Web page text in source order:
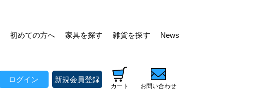
初めての方へ 家具を探す 雑貨を探す News
ログイン 新規会員登録
カート お問い合わせ